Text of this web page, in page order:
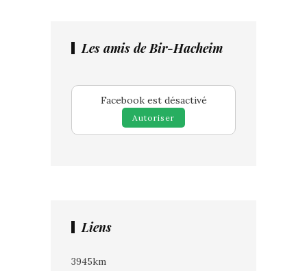
Les amis de Bir-Hacheim
Facebook est désactivé
Autoriser
Liens
3945km